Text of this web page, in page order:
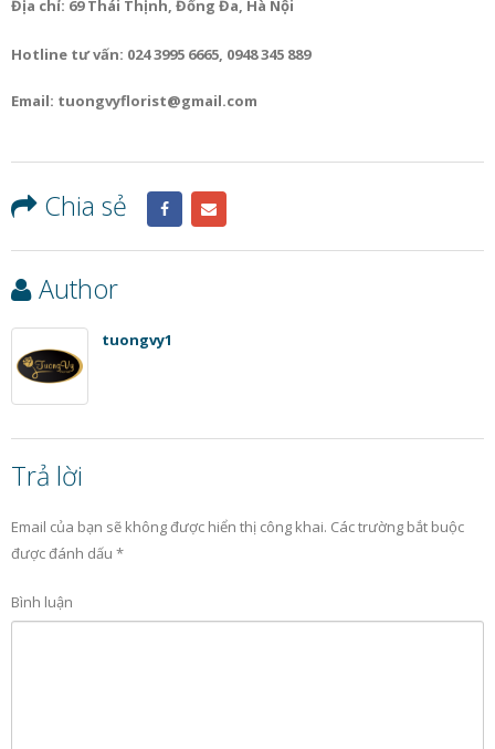
Địa chỉ: 69 Thái Thịnh, Đống Đa, Hà Nội
Hotline tư vấn: 024 3995 6665, 0948 345 889
Email: tuongvyflorist@gmail.com
Chia sẻ
Author
tuongvy1
Trả lời
Email của bạn sẽ không được hiển thị công khai. Các trường bắt buộc
được đánh dấu *
Bình luận